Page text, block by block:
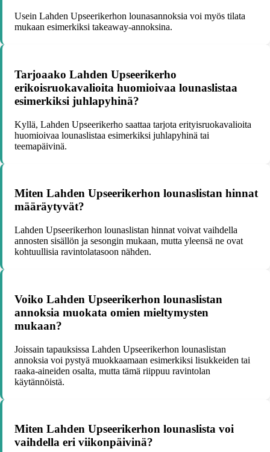
Usein Lahden Upseerikerhon lounasannoksia voi myös tilata
mukaan esimerkiksi takeaway-annoksina.
Tarjoaako Lahden Upseerikerho
erikoisruokavalioita huomioivaa lounaslistaa
esimerkiksi juhlapyhinä?
Kyllä, Lahden Upseerikerho saattaa tarjota erityisruokavalioita
huomioivaa lounaslistaa esimerkiksi juhlapyhinä tai
teemapäivinä.
Miten Lahden Upseerikerhon lounaslistan hinnat
määräytyvät?
Lahden Upseerikerhon lounaslistan hinnat voivat vaihdella
annosten sisällön ja sesongin mukaan, mutta yleensä ne ovat
kohtuullisia ravintolatasoon nähden.
Voiko Lahden Upseerikerhon lounaslistan
annoksia muokata omien mieltymysten
mukaan?
Joissain tapauksissa Lahden Upseerikerhon lounaslistan
annoksia voi pystyä muokkaamaan esimerkiksi lisukkeiden tai
raaka-aineiden osalta, mutta tämä riippuu ravintolan
käytännöistä.
Miten Lahden Upseerikerhon lounaslista voi
vaihdella eri viikonpäivinä?